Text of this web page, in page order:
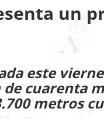
un
este
cuarenta
metros